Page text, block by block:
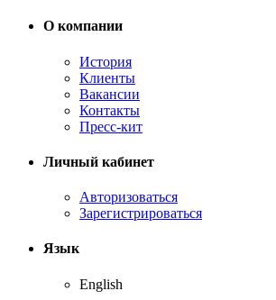
О компании
История
Клиенты
Вакансии
Контакты
Пресс-кит
Личный кабинет
Авторизоваться
Зарегистрироваться
Язык
English